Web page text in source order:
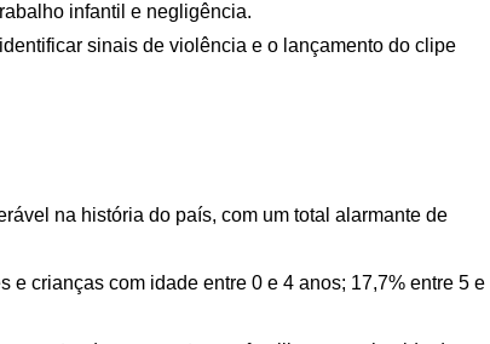
infantil e negligência.
sinais de violência e o lançamento do clipe
na história do país, com um total alarmante de
crianças com idade entre 0 e 4 anos; 17,7% entre 5 e